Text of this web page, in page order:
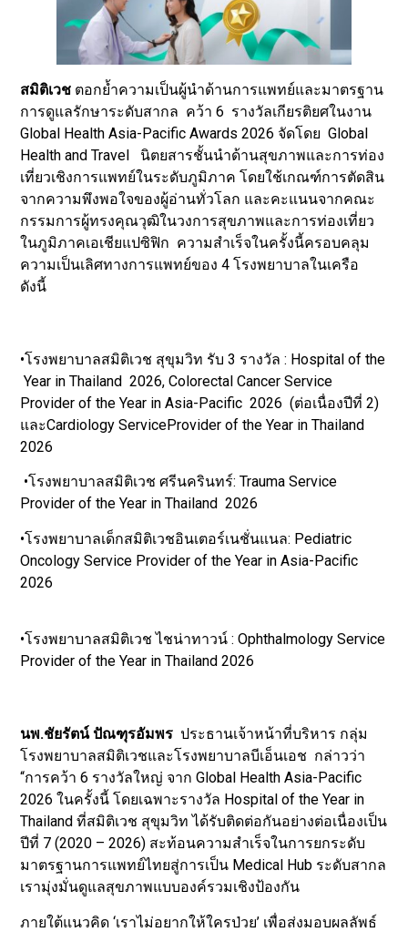
สมิติเวช ตอกย้ำความเป็นผู้นำด้านการแพทย์และมาตรฐาน
การดูแลรักษาระดับสากล คว้า 6 รางวัลเกียรติยศในงาน
Global Health Asia-Pacific Awards 2026 จัดโดย Global
Health and Travel นิตยสารชั้นนำด้านสุขภาพและการท่อง
เที่ยวเชิงการแพทย์ในระดับภูมิภาค โดยใช้เกณฑ์การตัดสิน
จากความพึงพอใจของผู้อ่านทั่วโลก และคะแนนจากคณะ
กรรมการผู้ทรงคุณวุฒิในวงการสุขภาพและการท่องเที่ยว
ในภูมิภาคเอเชียแปซิฟิก ความสำเร็จในครั้งนี้ครอบคลุม
ความเป็นเลิศทางการแพทย์ของ 4 โรงพยาบาลในเครือ
ดังนี้
•โรงพยาบาลสมิติเวช สุขุมวิท รับ 3 รางวัล : Hospital of the
Year in Thailand 2026, Colorectal Cancer Service
Provider of the Year in Asia-Pacific 2026 (ต่อเนื่องปีที่ 2)
และCardiology ServiceProvider of the Year in Thailand
2026
•โรงพยาบาลสมิติเวช ศรีนครินทร์: Trauma Service
Provider of the Year in Thailand 2026
•โรงพยาบาลเด็กสมิติเวชอินเตอร์เนชั่นแนล: Pediatric
Oncology Service Provider of the Year in Asia-Pacific
2026
•โรงพยาบาลสมิติเวช ไชน่าทาวน์ : Ophthalmology Service
Provider of the Year in Thailand 2026
นพ.ชัยรัตน์ ปัณฑุรอัมพรประธานเจ้าหน้าที่บริหาร กลุ่ม
โรงพยาบาลสมิติเวชและโรงพยาบาลบีเอ็นเอช กล่าวว่า
“การคว้า 6 รางวัลใหญ่ จาก Global Health Asia-Pacific
2026 ในครั้งนี้ โดยเฉพาะรางวัล Hospital of the Year in
Thailand ที่สมิติเวช สุขุมวิท ได้รับติดต่อกันอย่างต่อเนื่องเป็น
ปีที่ 7 (2020 – 2026) สะท้อนความสำเร็จในการยกระดับ
มาตรฐานการแพทย์ไทยสู่การเป็น Medical Hub ระดับสากล
เรามุ่งมั่นดูแลสุขภาพแบบองค์รวมเชิงป้องกัน
ภายใต้แนวคิด ‘เราไม่อยากให้ใครป่วย’ เพื่อส่งมอบผลลัพธ์